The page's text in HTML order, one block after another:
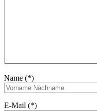
Name (*)
E-Mail (*)